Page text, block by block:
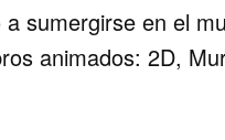
a sumergirse en el
animados: 2D,